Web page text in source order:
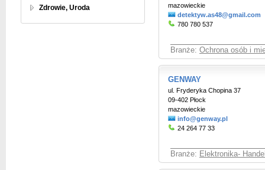
Zdrowie, Uroda
mazowieckie
detektyw.as48@gmail.com
780 780 537
Branże: Ochrona osób i
GENWAY
ul. Fryderyka Chopina 37
09-402 Płock
mazowieckie
info@genway.pl
24 264 77 33
Branże: Elektronika-